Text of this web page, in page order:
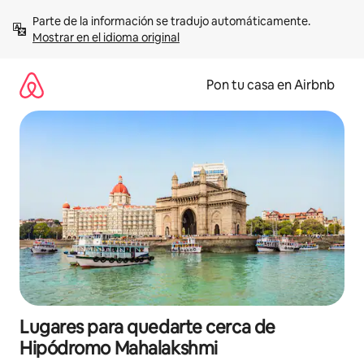
contenidoMostrar en el idioma original
Pon tu casa en Airbnb
Lugares para quedarte cerca de
Hipódromo Mahalakshmi